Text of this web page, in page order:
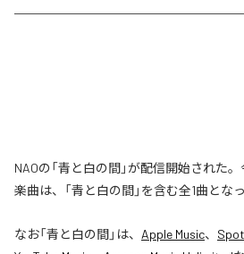
NAOの「青と白の間」が配信開始された
楽曲は、「青と白の間」を含む全1曲とな
なお「青と白の間」は、 Apple Music、